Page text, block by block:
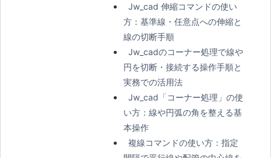
Jw_cad 伸縮コマンドの使い
方：基準線・任意点への伸縮と
線の切断手順
Jw_cadのコーナー処理で線や
円を切断・接続する操作手順と
実務での活用法
Jw_cad「コーナー処理」の使
い方：線や円弧の角を整える基
本操作
複線コマンドの使い方：指定